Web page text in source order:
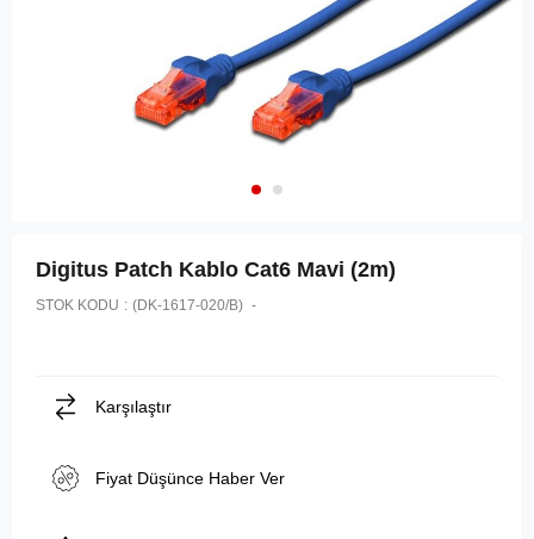
Digitus Patch Kablo Cat6 Mavi (2m)
STOK KODU (DK-1617-020/B)
Karşılaştır
Fiyat Düşünce Haber Ver